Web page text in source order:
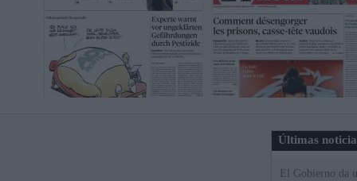
Últimas
El Gobierno da